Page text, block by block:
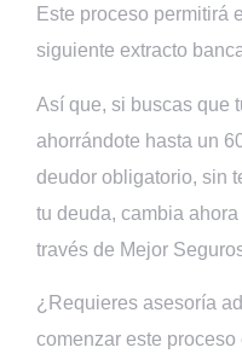
Este proceso permitirá
siguiente extracto
Así que, si buscas que
ahorrándote hasta un
deudor obligatorio, sin
tu deuda, cambia
través de Mejor
¿Requieres asesoría
comenzar este proceso